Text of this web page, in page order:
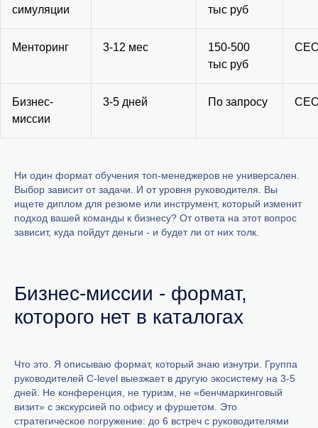
симуляции
тыс руб
Менторинг 3-12 мес
150-500
тыс руб
Бизнес-
миссии
3-5 дней По запросу
Ни один формат обучения топ-менеджеров не универсален.
Выбор зависит от задачи. И от уровня руководителя. Вы
ищете диплом для резюме или инструмент, который изменит
подход вашей команды к бизнесу? От ответа на этот вопрос
зависит, куда пойдут деньги - и будет ли от них толк.
Бизнес-миссии - формат,
которого нет в каталогах
Что это. Я описываю формат, который знаю изнутри. Группа
руководителей C-level выезжает в другую экосистему на 3-5
дней. Не конференция, не туризм, не «бенчмаркинговый
визит» с экскурсией по офису и фуршетом. Это
стратегическое погружение: до 6 встреч с руководителями